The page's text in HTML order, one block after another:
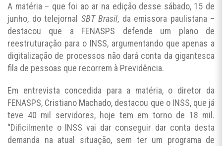
A matéria – que foi ao ar na edição desse sábado, 15 de
junho, do telejornal SBT Brasil, da emissora paulistana –
destacou que a FENASPS defende um plano de
reestruturação para o INSS, argumentando que apenas a
digitalização de processos não dará conta da gigantesca
fila de pessoas que recorrem à Previdência.
Em entrevista concedida para a matéria, o diretor da
FENASPS, Cristiano Machado, destacou que o INSS, que já
teve 40 mil servidores, hoje tem em torno de 18 mil.
“Dificilmente o INSS vai dar conseguir dar conta desta
demanda na atual situação, sem ter um programa de